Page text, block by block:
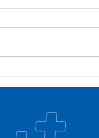
SETEC,
CIB/RS